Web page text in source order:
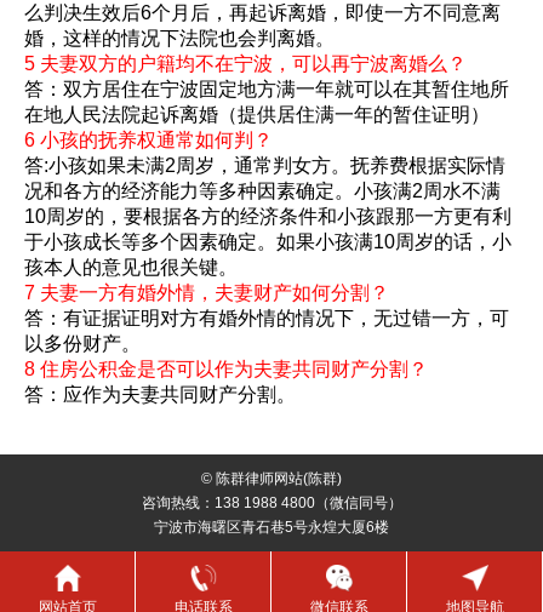
么判决生效后6个月后，再起诉离婚，即使一方不同意离
婚，这样的情况下法院也会判离婚。
5 夫妻双方的户籍均不在宁波，可以再宁波离婚么？
答：双方居住在宁波固定地方满一年就可以在其暂住地所
在地人民法院起诉离婚（提供居住满一年的暂住证明）
6 小孩的抚养权通常如何判？
答:小孩如果未满2周岁，通常判女方。抚养费根据实际情
况和各方的经济能力等多种因素确定。小孩满2周水不满
10周岁的，要根据各方的经济条件和小孩跟那一方更有利
于小孩成长等多个因素确定。如果小孩满10周岁的话，小
孩本人的意见也很关键。
7 夫妻一方有婚外情，夫妻财产如何分割？
答：有证据证明对方有婚外情的情况下，无过错一方，可
以多份财产。
8 住房公积金是否可以作为夫妻共同财产分割？
答：应作为夫妻共同财产分割。
© 陈群律师网站(陈群)
咨询热线：138 1988 4800（微信同号）
宁波市海曙区青石巷5号永煌大厦6楼
网站首页 电话联系 微信联系 地图导航